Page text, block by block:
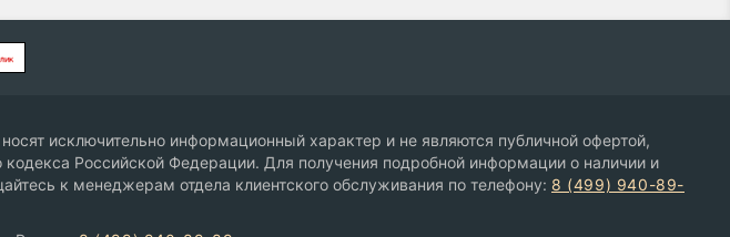
исключительно информационный характер и не являются публичной офертой,
Российской Федерации. Для получения подробной информации о наличии и
к менеджерам отдела клиентского обслуживания по телефону: 8 (499) 940-89-